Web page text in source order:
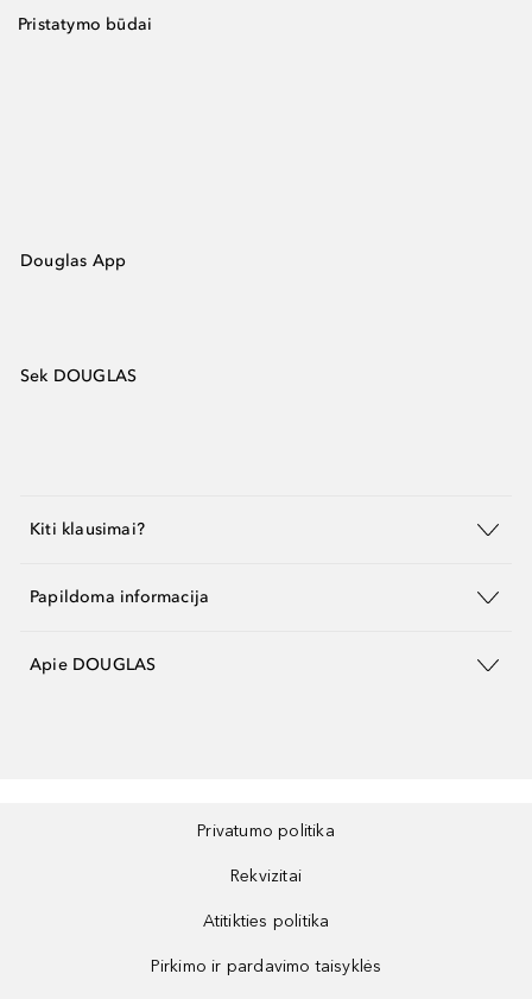
Pristatymo būdai
Douglas App
Sek DOUGLAS
Kiti klausimai?
Papildoma informacija
Apie DOUGLAS
Privatumo politika
Rekvizitai
Atitikties politika
Pirkimo ir pardavimo taisyklės